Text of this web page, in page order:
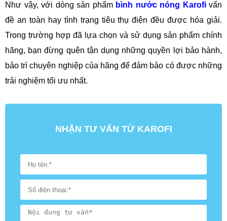
Như vậy, với dòng sản phẩm bình nước nóng Karofivấn
đề an toàn hay tình trạng tiêu thụ điện đều được hóa giải.
Trong trường hợp đã lựa chọn và sử dụng sản phẩm chính
hãng, bạn đừng quên tận dụng những quyền lợi bảo hành,
bảo trì chuyên nghiệp của hãng để đảm bảo có được những
trải nghiệm tối ưu nhất.
NHẬN TƯ VẤN TỪ KAROFI